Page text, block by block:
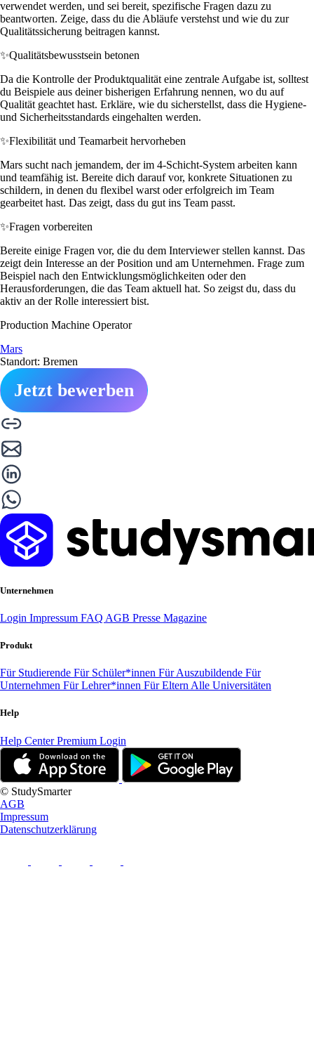
verwendet werden, und sei bereit, spezifische Fragen dazu zu
beantworten. Zeige, dass du die Abläufe verstehst und wie du zur
Qualitätssicherung beitragen kannst.
✨Qualitätsbewusstsein betonen
Da die Kontrolle der Produktqualität eine zentrale Aufgabe ist, solltest
du Beispiele aus deiner bisherigen Erfahrung nennen, wo du auf
Qualität geachtet hast. Erkläre, wie du sicherstellst, dass die Hygiene-
und Sicherheitsstandards eingehalten werden.
✨Flexibilität und Teamarbeit hervorheben
Mars sucht nach jemandem, der im 4-Schicht-System arbeiten kann
und teamfähig ist. Bereite dich darauf vor, konkrete Situationen zu
schildern, in denen du flexibel warst oder erfolgreich im Team
gearbeitet hast. Das zeigt, dass du gut ins Team passt.
✨Fragen vorbereiten
Bereite einige Fragen vor, die du dem Interviewer stellen kannst. Das
zeigt dein Interesse an der Position und am Unternehmen. Frage zum
Beispiel nach den Entwicklungsmöglichkeiten oder den
Herausforderungen, die das Team aktuell hat. So zeigst du, dass du
aktiv an der Rolle interessiert bist.
Production Machine Operator
Mars
Standort: Bremen
Jetzt bewerben
Unternehmen
Login Impressum FAQ AGB Presse Magazine
Produkt
Für Studierende Für Schüler*innen Für Auszubildende Für
Unternehmen Für Lehrer*innen Für Eltern Alle Universitäten
Help
Help CenterPremium Login
© StudySmarter
AGB
Impressum
Datenschutzerklärung